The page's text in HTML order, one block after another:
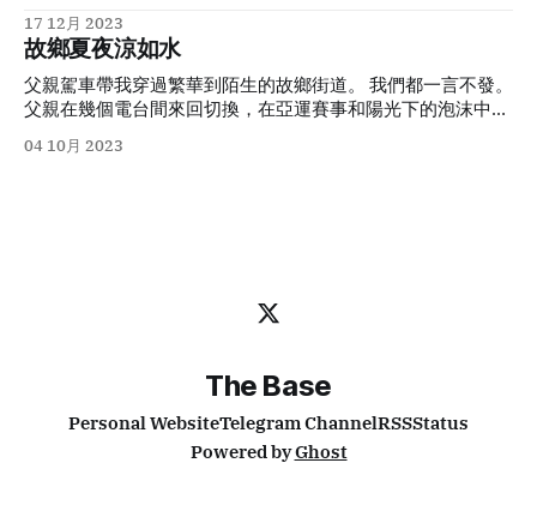
事情時候的小朋友是很恐怖的：做作業時他們會用鉛筆、原子
筆在牆面、桌子用盡全力留下記號，會用尺子插進任何縫隙當
作槓桿，會把漆木上一絲絲因陽光照射裂開的隙縫擴開，把貼
在家具上的膠合板撕下來。唯獨這隻小兔子，牠只是在不可避
心心相惜。 自幼兒園結束之後我就不被允許帶著牠上學。上小
假之後，搬到新家，在新的地方，又是嶄新的書包裝著嶄新的
明天將面對什麼樣的新同學。這時候我突然想起小兔子，於是
17 12月 2023
故鄉夏夜涼如水
父親駕車帶我穿過繁華到陌生的故鄉街道。 我們都一言不發。
父親在幾個電台間來回切換，在亞運賽事和陽光下的泡沫中選
《西方古典樂原汁演繹（金碟
息：小時候我視為家的那套房子已經賣掉了。我於是想起母親
親討論房屋時的語氣讓我想起電話對面的仲介——房屋只是一
小的新房，另一部分成為每一次回家需要催促我安家落戶購置
新房的理由。父母告訴我，那套故鄉新房是孝敬長輩的；而奶
奶說，父親考慮起退休之後回到縣城，和自己少時夥伴們一
04 10月 2023
The Base
Personal WebsiteTelegram ChannelRSSStatus
Powered byGhost